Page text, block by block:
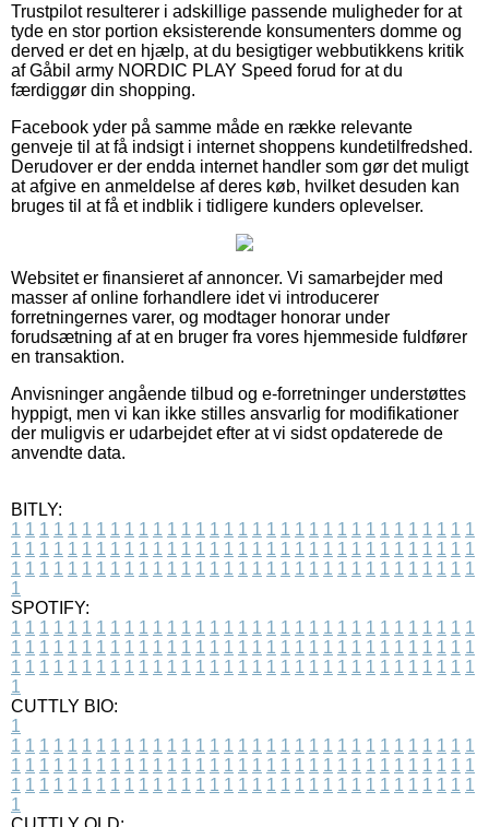
Trustpilot resulterer i adskillige passende muligheder for at
tyde en stor portion eksisterende konsumenters domme og
derved er det en hjælp, at du besigtiger webbutikkens kritik
af Gåbil army NORDIC PLAY Speed forud for at du
færdiggør din shopping.
Facebook yder på samme måde en række relevante
genveje til at få indsigt i internet shoppens kundetilfredshed.
Derudover er der endda internet handler som gør det muligt
at afgive en anmeldelse af deres køb, hvilket desuden kan
bruges til at få et indblik i tidligere kunders oplevelser.
Websitet er finansieret af annoncer. Vi samarbejder med
masser af online forhandlere idet vi introducerer
forretningernes varer, og modtager honorar under
forudsætning af at en bruger fra vores hjemmeside fuldfører
en transaktion.
Anvisninger angående tilbud og e-forretninger understøttes
hyppigt, men vi kan ikke stilles ansvarlig for modifikationer
der muligvis er udarbejdet efter at vi sidst opdaterede de
anvendte data.
BITLY:
1 1 1 1 1 1 1 1 1 1 1 1 1 1 1 1 1 1 1 1 1 1 1 1 1 1 1 1 1 1 1 1 1
1 1 1 1 1 1 1 1 1 1 1 1 1 1 1 1 1 1 1 1 1 1 1 1 1 1 1 1 1 1 1 1 1
1 1 1 1 1 1 1 1 1 1 1 1 1 1 1 1 1 1 1 1 1 1 1 1 1 1 1 1 1 1 1 1 1
1
SPOTIFY:
1 1 1 1 1 1 1 1 1 1 1 1 1 1 1 1 1 1 1 1 1 1 1 1 1 1 1 1 1 1 1 1 1
1 1 1 1 1 1 1 1 1 1 1 1 1 1 1 1 1 1 1 1 1 1 1 1 1 1 1 1 1 1 1 1 1
1 1 1 1 1 1 1 1 1 1 1 1 1 1 1 1 1 1 1 1 1 1 1 1 1 1 1 1 1 1 1 1 1
1
CUTTLY BIO:
1
1 1 1 1 1 1 1 1 1 1 1 1 1 1 1 1 1 1 1 1 1 1 1 1 1 1 1 1 1 1 1 1 1
1 1 1 1 1 1 1 1 1 1 1 1 1 1 1 1 1 1 1 1 1 1 1 1 1 1 1 1 1 1 1 1 1
1 1 1 1 1 1 1 1 1 1 1 1 1 1 1 1 1 1 1 1 1 1 1 1 1 1 1 1 1 1 1 1 1
1